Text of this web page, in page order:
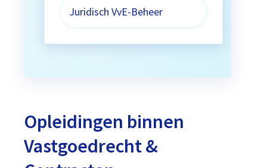
Juridisch VvE-Beheer
Opleidingen binnen
Vastgoedrecht &